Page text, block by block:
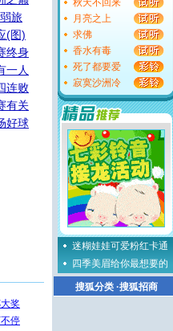
旅
(图)
终身
一人
连败
有关
好球
秋天不回来
月亮之上
求佛
香水有毒
死了都要爱
寂寞沙洲冷
迷糊娃娃可爱粉红卡通
四季美眉给你最想要的
搜狐分类·搜狐招商